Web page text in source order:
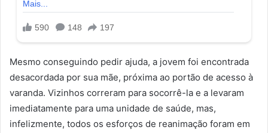
Mesmo conseguindo pedir ajuda, a jovem foi encontrada
desacordada por sua mãe, próxima ao portão de acesso à
varanda. Vizinhos correram para socorrê-la e a levaram
imediatamente para uma unidade de saúde, mas,
infelizmente, todos os esforços de reanimação foram em